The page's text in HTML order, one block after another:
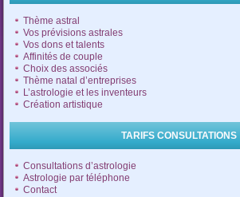
Thème astral
Vos prévisions astrales
Vos dons et talents
Affinités de couple
Choix des associés
Thème natal d’entreprises
L’astrologie et les inventeurs
Création artistique
TARIFS CONSULTATIONS
Consultations d’astrologie
Astrologie par téléphone
Contact